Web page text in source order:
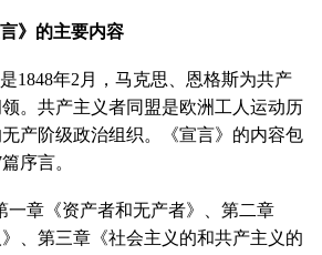
》的主要内容
1848年2月，马克思、恩格斯为共产
。共产主义者同盟是欧洲工人运动历
产阶级政治组织。《宣言》的内容包
序言。
一章《资产者和无产者》、第二章
》、第三章《社会主义的和共产主义的